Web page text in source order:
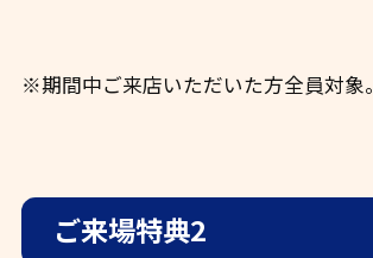
※期間中ご来店いただいた方全員対象。
ご来場特典2